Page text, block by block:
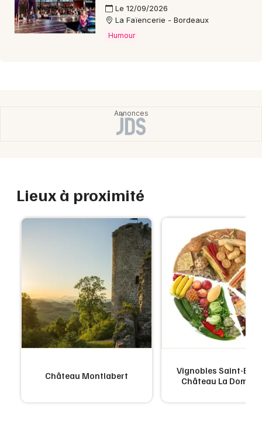
Le 12/09/2026
La Faïencerie - Bordeaux
Humour
Lieux à proximité
Château Montlabert
Vignobles Saint-
Château La